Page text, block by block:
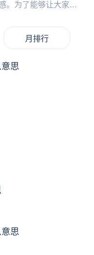
。为了能够让大家看
月排行
思
思